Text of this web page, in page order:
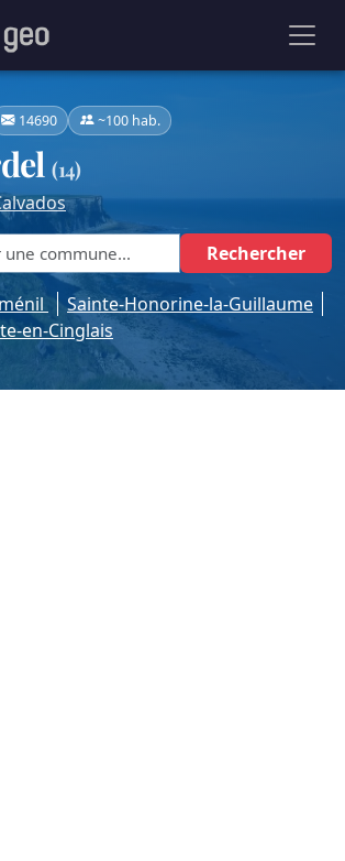
14690 ~100 hab.
(14)
Rechercher
Sainte-Honorine-la-Guillaume
en-Cinglais